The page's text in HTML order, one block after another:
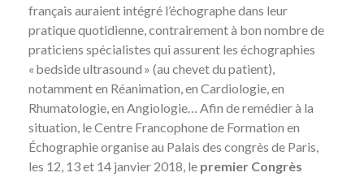
français auraient intégré l’échographe dans leur
pratique quotidienne, contrairement à bon nombre de
praticiens spécialistes qui assurent les échographies
« bedside ultrasound » (au chevet du patient),
notamment en Réanimation, en Cardiologie, en
Rhumatologie, en Angiologie… Afin de remédier à la
situation, le Centre Francophone de Formation en
Échographie organise au Palais des congrès de Paris,
les 12, 13 et 14 janvier 2018, le premier Congrès